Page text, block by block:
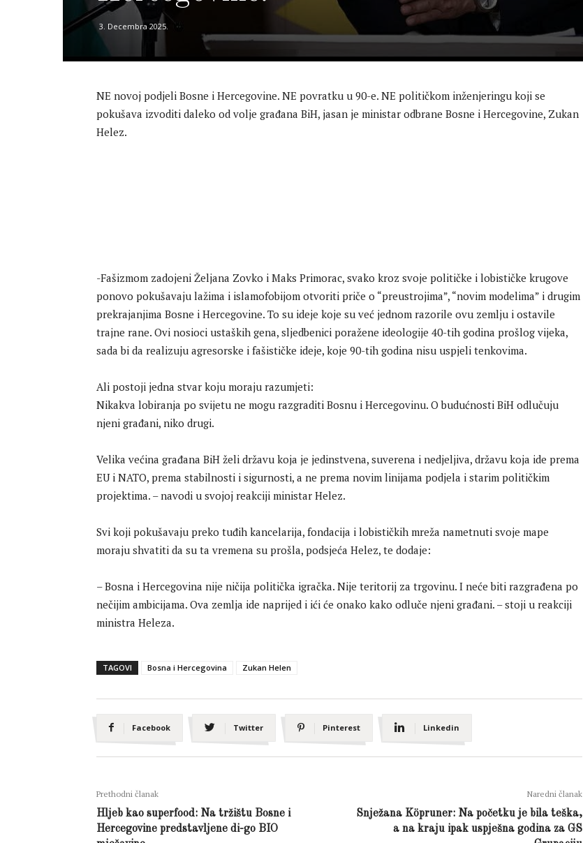
3. Decembra 2025.
NE novoj podjeli Bosne i Hercegovine. NE povratku u 90-e. NE političkom inženjeringu koji se
pokušava izvoditi daleko od volje građana BiH, jasan je ministar odbrane Bosne i Hercegovine, Zukan
Helez.
-Fašizmom zadojeni Željana Zovko i Maks Primorac, svako kroz svoje političke i lobističke krugove
ponovo pokušavaju lažima i islamofobijom otvoriti priče o “preustrojima”, “novim modelima” i drugim
prekrajanjima Bosne i Hercegovine. To su ideje koje su već jednom razorile ovu zemlju i ostavile
trajne rane. Ovi nosioci ustaških gena, sljedbenici poražene ideologije 40-tih godina prošlog vijeka,
sada bi da realizuju agresorske i fašističke ideje, koje 90-tih godina nisu uspjeli tenkovima.
Ali postoji jedna stvar koju moraju razumjeti:
Nikakva lobiranja po svijetu ne mogu razgraditi Bosnu i Hercegovinu. O budućnosti BiH odlučuju
njeni građani, niko drugi.
Velika većina građana BiH želi državu koja je jedinstvena, suverena i nedjeljiva, državu koja ide prema
EU i NATO, prema stabilnosti i sigurnosti, a ne prema novim linijama podjela i starim političkim
projektima. – navodi u svojoj reakciji ministar Helez.
Svi koji pokušavaju preko tuđih kancelarija, fondacija i lobističkih mreža nametnuti svoje mape
moraju shvatiti da su ta vremena su prošla, podsjeća Helez, te dodaje:
– Bosna i Hercegovina nije ničija politička igračka. Nije teritorij za trgovinu. I neće biti razgrađena po
nečijim ambicijama. Ova zemlja ide naprijed i ići će onako kako odluče njeni građani. – stoji u reakciji
ministra Heleza.
TAGOVI Bosna i Hercegovina Zukan Helen
Facebook Twitter Pinterest Linkedin
Prethodni članak
Hljeb kao superfood: Na tržištu Bosne i
Hercegovine predstavljene di-go BIO
Naredni članak
Snježana Köpruner: Na početku je bila teška,
a na kraju ipak uspješna godina za GS